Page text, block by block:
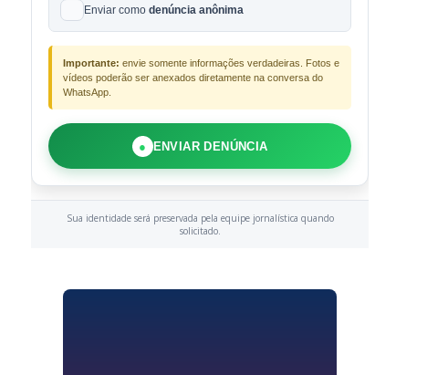
Enviar como denúncia anônima
Importante: envie somente informações verdadeiras. Fotos e
vídeos poderão ser anexados diretamente na conversa do
WhatsApp.
● ENVIAR DENÚNCIA
Sua identidade será preservada pela equipe jornalística quando
solicitado.